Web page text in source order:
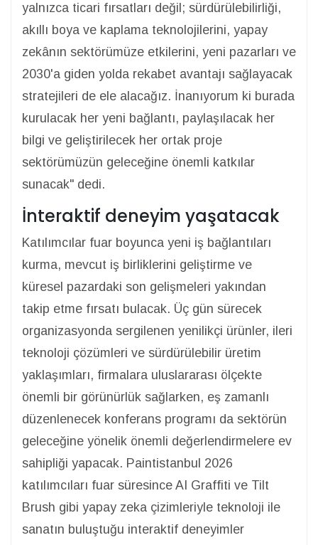
yalnızca ticari fırsatları değil; sürdürülebilirliği,
akıllı boya ve kaplama teknolojilerini, yapay
zekânın sektörümüze etkilerini, yeni pazarları ve
2030'a giden yolda rekabet avantajı sağlayacak
stratejileri de ele alacağız. İnanıyorum ki burada
kurulacak her yeni bağlantı, paylaşılacak her
bilgi ve geliştirilecek her ortak proje
sektörümüzün geleceğine önemli katkılar
sunacak" dedi.
İnteraktif deneyim yaşatacak
Katılımcılar fuar boyunca yeni iş bağlantıları
kurma, mevcut iş birliklerini geliştirme ve
küresel pazardaki son gelişmeleri yakından
takip etme fırsatı bulacak. Üç gün sürecek
organizasyonda sergilenen yenilikçi ürünler, ileri
teknoloji çözümleri ve sürdürülebilir üretim
yaklaşımları, firmalara uluslararası ölçekte
önemli bir görünürlük sağlarken, eş zamanlı
düzenlenecek konferans programı da sektörün
geleceğine yönelik önemli değerlendirmelere ev
sahipliği yapacak. Paintistanbul 2026
katılımcıları fuar süresince AI Graffiti ve Tilt
Brush gibi yapay zeka çizimleriyle teknoloji ile
sanatın buluştuğu interaktif deneyimler